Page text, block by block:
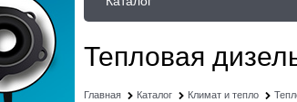
Тепловая
Главная Каталог Климат и тепло